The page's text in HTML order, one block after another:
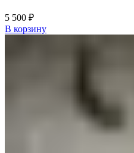
5 500 ₽
В корзину